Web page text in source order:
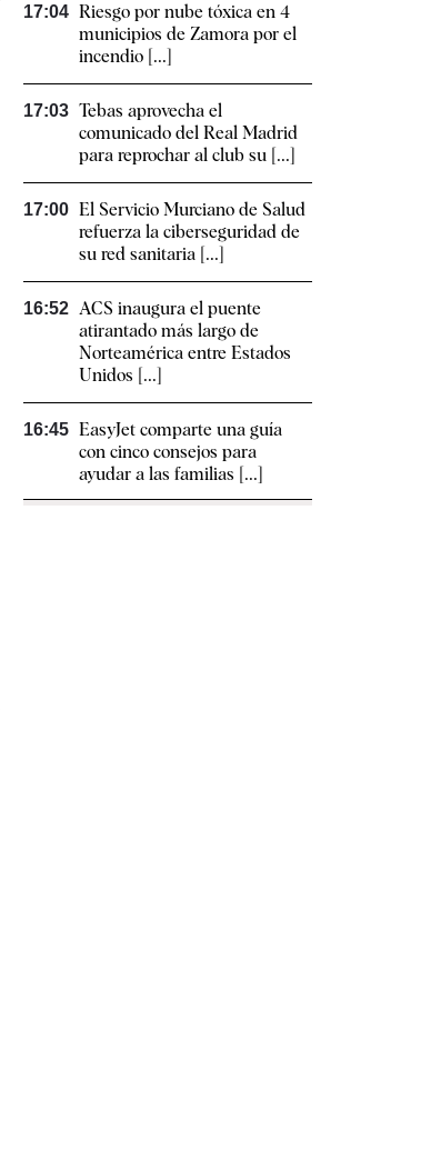
17:04 Riesgo por nube tóxica en 4
municipios de Zamora por el
incendio [...]
17:03 Tebas aprovecha el
comunicado del Real Madrid
para reprochar al club su [...]
17:00 El Servicio Murciano de Salud
refuerza la ciberseguridad de
su red sanitaria [...]
16:52 ACS inaugura el puente
atirantado más largo de
Norteamérica entre Estados
Unidos [...]
16:45 EasyJet comparte una guía
con cinco consejos para
ayudar a las familias [...]